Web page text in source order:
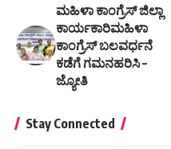
ಮಹಿಳಾ ಕಾಂಗ್ರೆಸ್ ಜಿಲ್ಲಾ
ಕಾರ್ಯಕಾರಿಮಹಿಳಾ
ಕಾಂಗ್ರೆಸ್ ಬಲವರ್ಧನೆ
ಕಡೆಗೆ ಗಮನಹರಿಸಿ –
ಜ್ಯೋತಿ
Stay Connected